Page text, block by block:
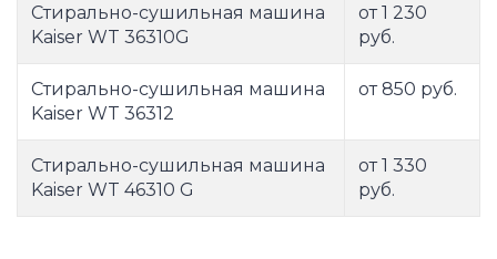
Стирально-сушильная машина
Kaiser WT 36310G
от 1 230
руб.
Стирально-сушильная машина
Kaiser WT 36312
от 850 руб.
Стирально-сушильная машина
Kaiser WT 46310 G
от 1 330
руб.